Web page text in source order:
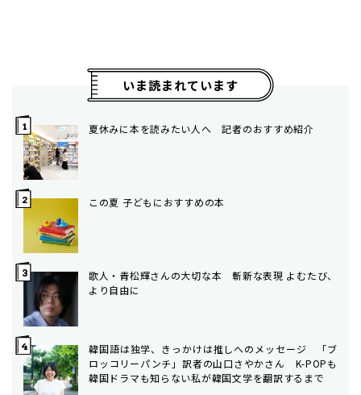
いま読まれています
夏休みに本を読みたい人へ 記者のおすすめ紹介
この夏 子どもにおすすめの本
歌人・青松輝さんの大切な本 斬新な表現 よむたび、
より自由に
韓国語は独学、きっかけは推しへのメッセージ 「ブ
ロッコリーパンチ」訳者の山口さやかさん K-POPも
韓国ドラマも知らない私が韓国文学を翻訳するまで